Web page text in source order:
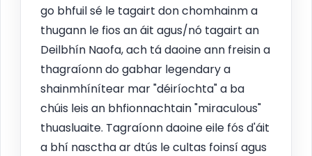
go bhfuil sé le tagairt don chomhainm a
thugann le fios an áit agus/nó tagairt an
Deilbhín Naofa, ach tá daoine ann freisin a
thagraíonn do gabhar legendary a
shainmhínítear mar "déiríochta" a ba
chúis leis an bhfionnachtain "miraculous"
thuasluaite. Tagraíonn daoine eile fós d'áit
a bhí nasctha ar dtús le cultas foinsí agus